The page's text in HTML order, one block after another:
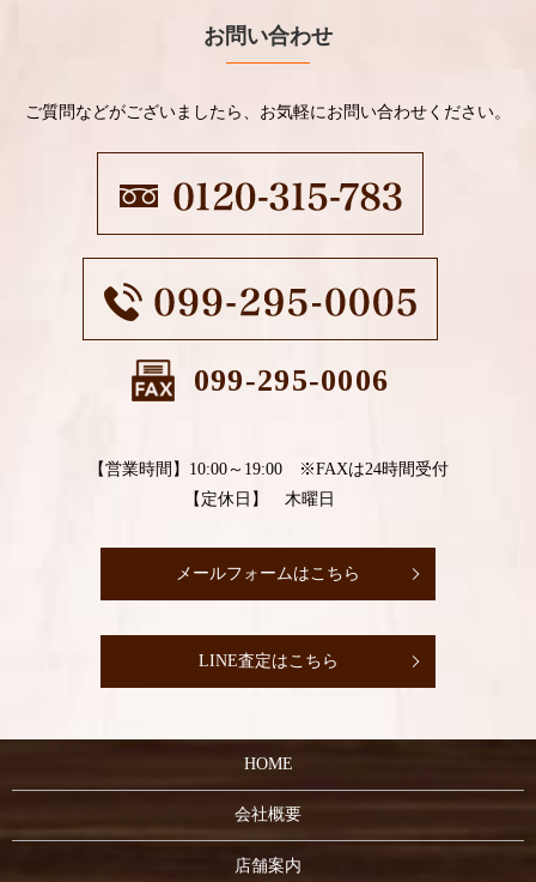
お問い合わせ
ご質問などがございましたら、お気軽にお問い合わせください。
099-295-0006
【営業時間】10:00～19:00 ※FAXは24時間受付
【定休日】 木曜日
メールフォームはこちら
LINE査定はこちら
HOME
会社概要
店舗案内